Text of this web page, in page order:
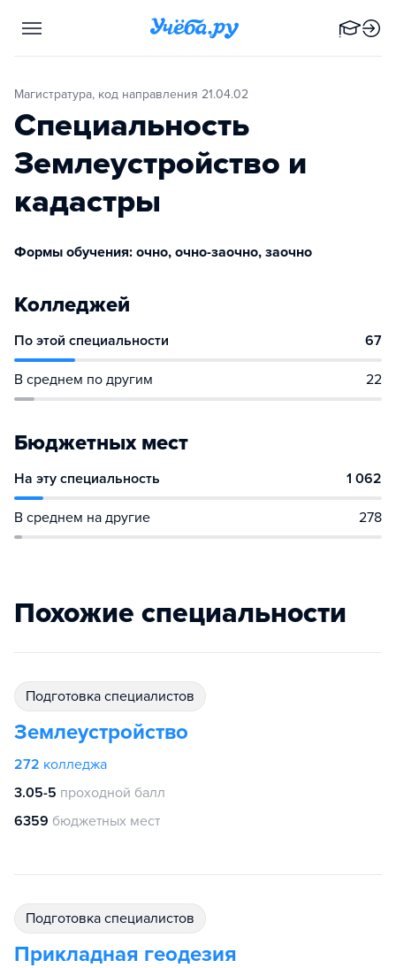
Магистратура, код направления 21.04.02
Специальность
Землеустройство и
кадастры
Формы обучения: очно, очно-заочно, заочно
Колледжей
По этой специальности 67
В среднем по другим 22
Бюджетных мест
На эту специальность 1 062
В среднем на другие 278
Похожие специальности
подготовка специалистов
Землеустройство
272 колледжа
3.05-5 проходной балл
6359 бюджетных мест
подготовка специалистов
Прикладная геодезия